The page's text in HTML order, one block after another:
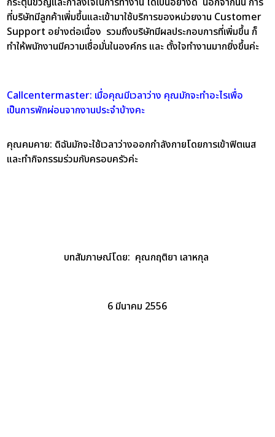
ที่บริษัทมีลูกค้าเพิ่มขึ้นและเข้ามาใช้บริการของหน่วยงาน Customer
Support อย่างต่อเนื่อง รวมถึงบริษัทมีผลประกอบการที่เพิ่มขึ้น ก็
ทำให้พนักงานมีความเชื่อมั่นในองค์กร และ ตั้งใจทำงานมากยิ่งขึ้นค่ะ
Callcentermaster: เมื่อคุณมีเวลาว่าง คุณมักจะทำอะไรเพื่อ
เป็นการพักผ่อนจากงานประจำบ้างคะ
คุณคมคาย: ดิฉันมักจะใช้เวลาว่างออกกำลังกายโดยการเข้าฟิตเนส
และทำกิจกรรมร่วมกับครอบครัวค่ะ
บทสัมภาษณ์โดย: คุณกฤติยา เลาหกุล
6 มีนาคม 2556